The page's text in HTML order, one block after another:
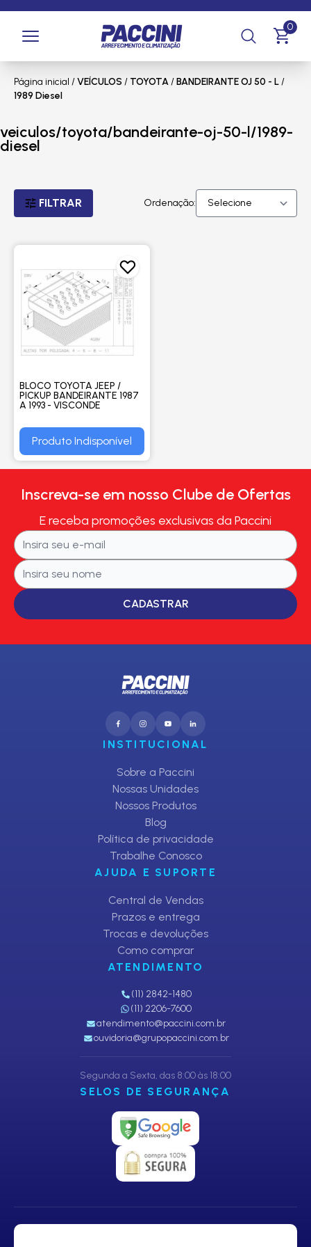
0
Página inicial /VEÍCULOS / TOYOTA/BANDEIRANTE OJ 50 - L/
1989 Diesel
veiculos/toyota/bandeirante-oj-50-l/1989-
diesel
FILTRAR Ordenação:
BLOCO TOYOTA JEEP /
PICKUP BANDEIRANTE 1987
A 1993 - VISCONDE
Produto Indisponível
Inscreva-se em nosso Clube de Ofertas
E receba promoções exclusivas da Paccini
CADASTRAR
INSTITUCIONAL
Sobre a Paccini
Nossas Unidades
Nossos Produtos
Blog
Política de privacidade
Trabalhe Conosco
AJUDA E SUPORTE
Central de Vendas
Prazos e entrega
Trocas e devoluções
Como comprar
ATENDIMENTO
(11) 2842-1480
(11) 2206-7600
atendimento@paccini.com.br
ouvidoria@grupopaccini.com.br
Segunda a Sexta, das 8:00 às 18:00
SELOS DE SEGURANÇA